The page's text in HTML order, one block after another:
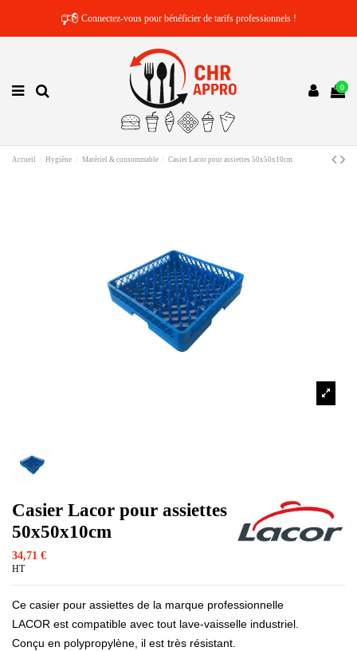
🕫 Connectez-vous pour bénéficier de tarifs professionnels !
0
Accueil Hygiène Matériel & consommable Casier Lacor pour assiettes 50x50x10cm
Casier Lacor pour assiettes
50x50x10cm
34,71 €
HT
Ce casier pour assiettes de la marque professionnelle
LACOR est compatible avec tout lave-vaisselle industriel.
Conçu en polypropylène, il est très résistant.